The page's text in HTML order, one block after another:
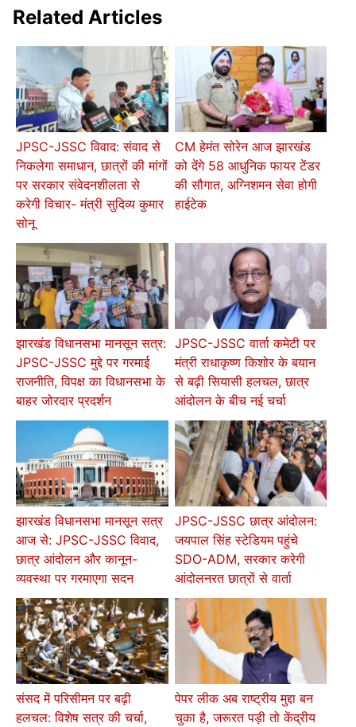
Related Articles
JPSC-JSSC विवाद: संवाद से
निकलेगा समाधान, छात्रों की मांगों
पर सरकार संवेदनशीलता से
करेगी विचार- मंत्री सुदिव्य कुमार
सोनू
CM हेमंत सोरेन आज झारखंड
को देंगे 58 आधुनिक फायर टेंडर
की सौगात, अग्निशमन सेवा होगी
हाईटेक
झारखंड विधानसभा मानसून सत्र:
JPSC-JSSC मुद्दे पर गरमाई
राजनीति, विपक्ष का विधानसभा के
बाहर जोरदार प्रदर्शन
JPSC-JSSC वार्ता कमेटी पर
मंत्री राधाकृष्ण किशोर के बयान
से बढ़ी सियासी हलचल, छात्र
आंदोलन के बीच नई चर्चा
झारखंड विधानसभा मानसून सत्र
आज से: JPSC-JSSC विवाद,
छात्र आंदोलन और कानून-
व्यवस्था पर गरमाएगा सदन
JPSC-JSSC छात्र आंदोलन:
जयपाल सिंह स्टेडियम पहुंचे
SDO-ADM, सरकार करेगी
आंदोलनरत छात्रों से वार्ता
संसद में परिसीमन पर बढ़ी
हलचल: विशेष सत्र की चर्चा,
पेपर लीक अब राष्ट्रीय मुद्दा बन
चुका है, जरूरत पड़ी तो केंद्रीय